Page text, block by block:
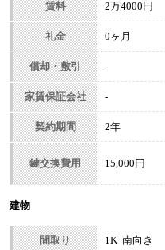
賃料 2万4000円
礼金 0ヶ月
償却・敷引 -
家賃保証会社 -
契約期間 2年
鍵交換費用 15,000円
建物
間取り 1K 南向き